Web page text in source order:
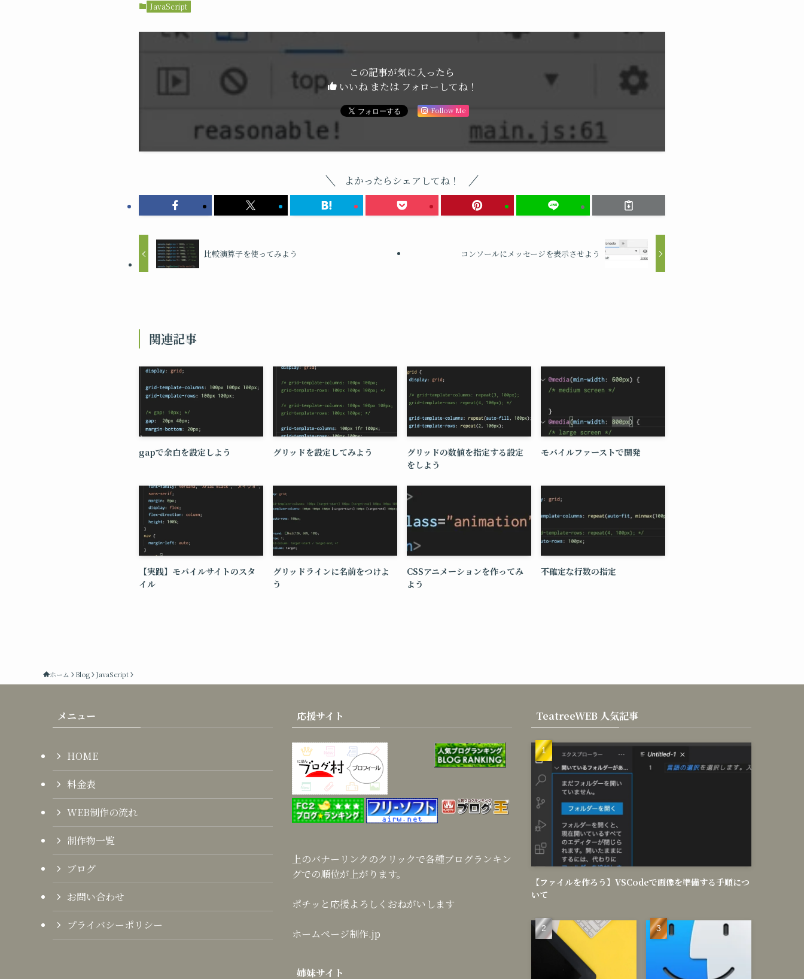
JavaScript
この記事が気に入ったら
いいね または フォローしてね！
Follow Me
よかったらシェアしてね！
比較演算子を使ってみよう コンソールにメッセージを表示させよう
関連記事
gapで余白を設定しよう グリッドを設定してみよう
グリッドの数値を指定する設定
をしよう
モバイルファーストで開発
【実践】モバイルサイトのスタ
イル
グリッドラインに名前をつけよ
う
CSSアニメーションを作ってみ
よう
不確定な行数の指定
ホーム Blog JavaScript
メニュー
HOME
料金表
WEB制作の流れ
制作物一覧
ブログ
お問い合わせ
プライバシーポリシー
応援サイト
上のバナーリンクのクリックで各種ブログランキン
グでの順位が上がります。
ポチッと応援よろしくおねがいします
ホームページ制作.jp
姉妹サイト
TeatreeWEB 人気記事
【ファイルを作ろう】VSCodeで画像を準備する手順につ
いて